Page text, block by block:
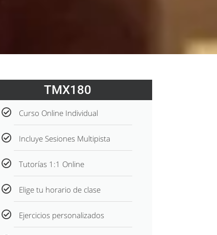
TMX180
Curso Online Individual
Incluye Sesiones Multipista
Tutorías 1:1 Online
Elige tu horario de clase
Ejercicios personalizados